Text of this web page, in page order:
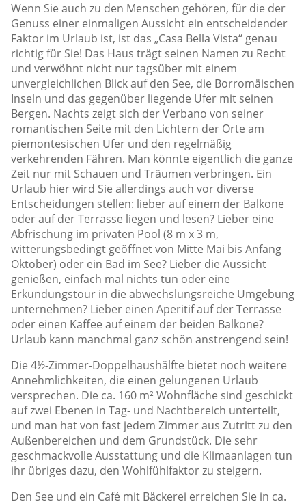
Wenn Sie auch zu den Menschen gehören, für die der
Genuss einer einmaligen Aussicht ein entscheidender
Faktor im Urlaub ist, ist das „Casa Bella Vista“ genau
richtig für Sie! Das Haus trägt seinen Namen zu Recht
und verwöhnt nicht nur tagsüber mit einem
unvergleichlichen Blick auf den See, die Borromäischen
Inseln und das gegenüber liegende Ufer mit seinen
Bergen. Nachts zeigt sich der Verbano von seiner
romantischen Seite mit den Lichtern der Orte am
piemontesischen Ufer und den regelmäßig
verkehrenden Fähren. Man könnte eigentlich die ganze
Zeit nur mit Schauen und Träumen verbringen. Ein
Urlaub hier wird Sie allerdings auch vor diverse
Entscheidungen stellen: lieber auf einem der Balkone
oder auf der Terrasse liegen und lesen? Lieber eine
Abfrischung im privaten Pool (8 m x 3 m,
witterungsbedingt geöffnet von Mitte Mai bis Anfang
Oktober) oder ein Bad im See? Lieber die Aussicht
genießen, einfach mal nichts tun oder eine
Erkundungstour in die abwechslungsreiche Umgebung
unternehmen? Lieber einen Aperitif auf der Terrasse
oder einen Kaffee auf einem der beiden Balkone?
Urlaub kann manchmal ganz schön anstrengend sein!
Die 4½-Zimmer-Doppelhaushälfte bietet noch weitere
Annehmlichkeiten, die einen gelungenen Urlaub
versprechen. Die ca. 160 m² Wohnfläche sind geschickt
auf zwei Ebenen in Tag- und Nachtbereich unterteilt,
und man hat von fast jedem Zimmer aus Zutritt zu den
Außenbereichen und dem Grundstück. Die sehr
geschmackvolle Ausstattung und die Klimaanlagen tun
ihr übriges dazu, den Wohlfühlfaktor zu steigern.
Den See und ein Café mit Bäckerei erreichen Sie in ca.